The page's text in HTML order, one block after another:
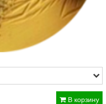
В корзину